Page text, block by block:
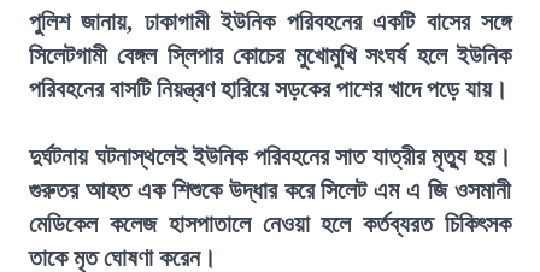
পুলিশ জানায়, ঢাকাগামী ইউনিক পরিবহনের একটি বাসের সঙ্গে
সিলেটগামী বেঙ্গল স্লিপার কোচের মুখোমুখি সংঘর্ষ হলে ইউনিক
পরিবহনের বাসটি নিয়ন্ত্রণ হারিয়ে সড়কের পাশের খাদে পড়ে যায়।
দুর্ঘটনায় ঘটনাস্থলেই ইউনিক পরিবহনের সাত যাত্রীর মৃত্যু হয়।
গুরুতর আহত এক শিশুকে উদ্ধার করে সিলেট এম এ জি ওসমানী
মেডিকেল কলেজ হাসপাতালে নেওয়া হলে কর্তব্যরত চিকিৎসক
তাকে মৃত ঘোষণা করেন।